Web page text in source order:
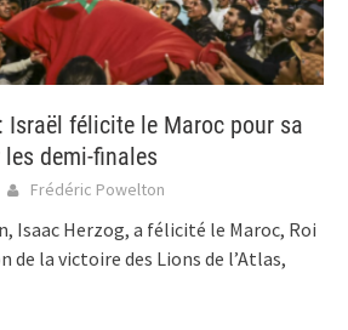
Israël félicite le Maroc pour sa
demi-finales
Frédéric Powelton
Isaac Herzog, a félicité le Maroc, Roi
de la victoire des Lions de l’Atlas,